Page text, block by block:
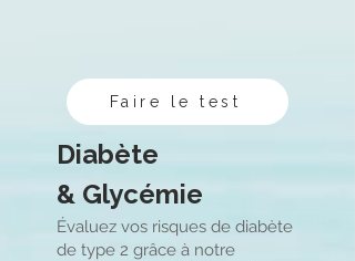
Faire le test
Diabète
& Glycémie
Évaluez vos risques de diabète
de type 2 grâce à notre